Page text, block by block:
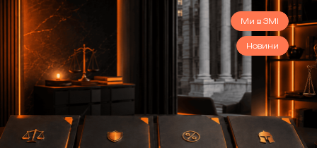
Ми в ЗМІ
Новини